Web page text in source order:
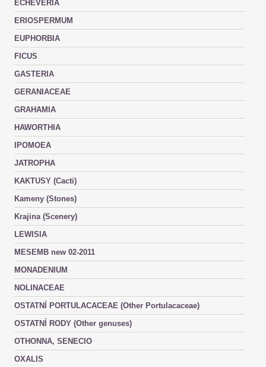
ECHEVERIA
ERIOSPERMUM
EUPHORBIA
FICUS
GASTERIA
GERANIACEAE
GRAHAMIA
HAWORTHIA
IPOMOEA
JATROPHA
KAKTUSY (Cacti)
Kameny (Stones)
Krajina (Scenery)
LEWISIA
MESEMB new 02-2011
MONADENIUM
NOLINACEAE
OSTATNÍ PORTULACACEAE (Other Portulacaceae)
OSTATNÍ RODY (Other genuses)
OTHONNA, SENECIO
OXALIS